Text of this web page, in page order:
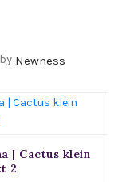
| Cactus klein
2